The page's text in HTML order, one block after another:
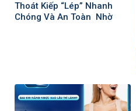
Thoát Kiếp “Lép” Nhanh
Chóng Và An Toàn Nhờ